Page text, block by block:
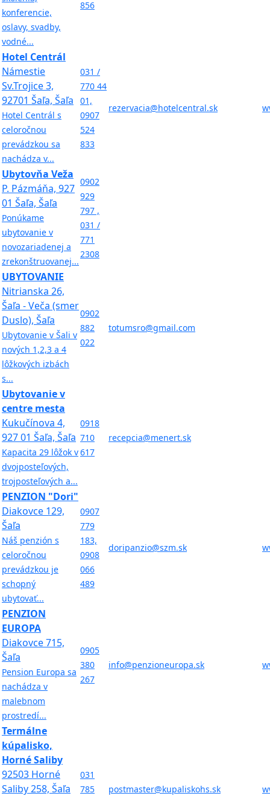
konferencie,
oslavy, svadby,
vodné...
856
Hotel Centrál
Námestie
Sv.Trojice 3,
92701 Šaľa, Šaľa
Hotel Centrál s
celoročnou
prevádzkou sa
nachádza v...
031 /
770 44
01,
0907
524
833
rezervacia@hotelcentral.sk
Ubytovňa Veža
P. Pázmáňa, 927
01 Šaľa, Šaľa
Ponúkame
ubytovanie v
novozariadenej a
zrekonštruovanej...
0902
929
797 ,
031 /
771
2308
UBYTOVANIE
Nitrianska 26,
Šaľa - Veča (smer
Duslo), Šaľa
Ubytovanie v Šali v
nových 1,2,3 a 4
lôžkových izbách
s...
0902
882
022
totumsro@gmail.com
Ubytovanie v
centre mesta
Kukučínova 4,
927 01 Šaľa, Šaľa
Kapacita 29 lôžok v
dvojposteľových,
trojposteľových a...
0918
710
617
recepcia@menert.sk
PENZION "Dori"
Diakovce 129,
Šaľa
Náš penzión s
celoročnou
prevádzkou je
schopný
ubytovať...
0907
779
183,
0908
066
489
doripanzio@szm.sk
PENZION
EUROPA
Diakovce 715,
Šaľa
Pension Europa sa
nachádza v
malebnom
prostredí...
0905
380
267
info@penzioneuropa.sk
Termálne
kúpalisko,
Horné Saliby
92503 Horné
Saliby 258, Šaľa
031
785
postmaster@kupaliskohs.sk